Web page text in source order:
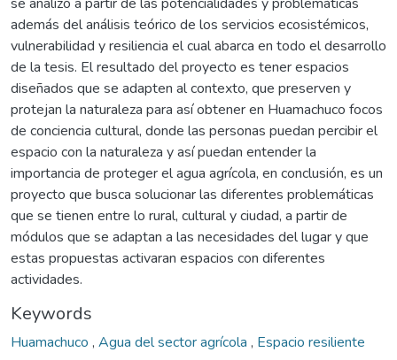
además del análisis teórico de los servicios ecosistémicos,
vulnerabilidad y resiliencia el cual abarca en todo el desarrollo
de la tesis. El resultado del proyecto es tener espacios
diseñados que se adapten al contexto, que preserven y
protejan la naturaleza para así obtener en Huamachuco focos
de conciencia cultural, donde las personas puedan percibir el
espacio con la naturaleza y así puedan entender la
importancia de proteger el agua agrícola, en conclusión, es un
proyecto que busca solucionar las diferentes problemáticas
que se tienen entre lo rural, cultural y ciudad, a partir de
módulos que se adaptan a las necesidades del lugar y que
estas propuestas activaran espacios con diferentes
actividades.
Keywords
Huamachuco , Agua del sector agrícola , Espacio resiliente